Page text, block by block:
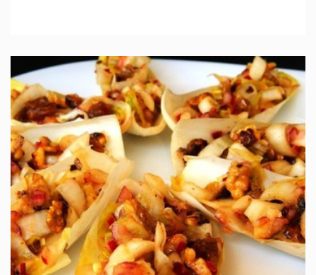
IN 30 MIN. MEDIU 8 PORTII